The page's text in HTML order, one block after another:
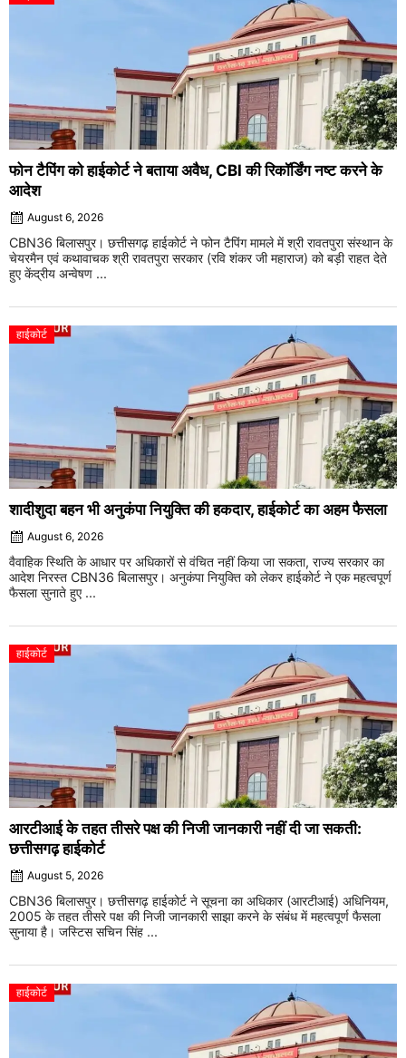
फोन टैपिंग को हाईकोर्ट ने बताया अवैध, CBI की रिकॉर्डिंग नष्ट करने के
आदेश
August 6, 2026
CBN36 बिलासपुर। छत्तीसगढ़ हाईकोर्ट ने फोन टैपिंग मामले में श्री रावतपुरा संस्थान के
चेयरमैन एवं कथावाचक श्री रावतपुरा सरकार (रवि शंकर जी महाराज) को बड़ी राहत देते
हुए केंद्रीय अन्वेषण ...
हाईकोर्ट
शादीशुदा बहन भी अनुकंपा नियुक्ति की हकदार, हाईकोर्ट का अहम फैसला
August 6, 2026
वैवाहिक स्थिति के आधार पर अधिकारों से वंचित नहीं किया जा सकता, राज्य सरकार का
आदेश निरस्त CBN36 बिलासपुर। अनुकंपा नियुक्ति को लेकर हाईकोर्ट ने एक महत्वपूर्ण
फैसला सुनाते हुए ...
हाईकोर्ट
आरटीआई के तहत तीसरे पक्ष की निजी जानकारी नहीं दी जा सकती:
छत्तीसगढ़ हाईकोर्ट
August 5, 2026
CBN36 बिलासपुर। छत्तीसगढ़ हाईकोर्ट ने सूचना का अधिकार (आरटीआई) अधिनियम,
2005 के तहत तीसरे पक्ष की निजी जानकारी साझा करने के संबंध में महत्वपूर्ण फैसला
सुनाया है। जस्टिस सचिन सिंह ...
हाईकोर्ट